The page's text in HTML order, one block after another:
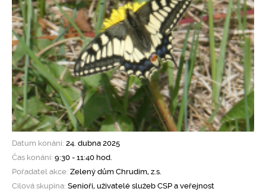
Datum konání: 24. dubna 2025
Čas konání: 9:30 - 11:40 hod.
Pořadatel akce: Zelený dům Chrudim, z.s.
Cílová skupina: Senioři, uživatelé služeb CSP a veřejnost